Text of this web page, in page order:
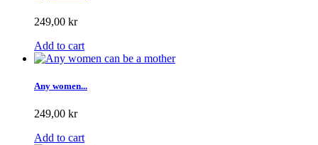
249,00 kr
Add to cart
Any women...
249,00 kr
Add to cart